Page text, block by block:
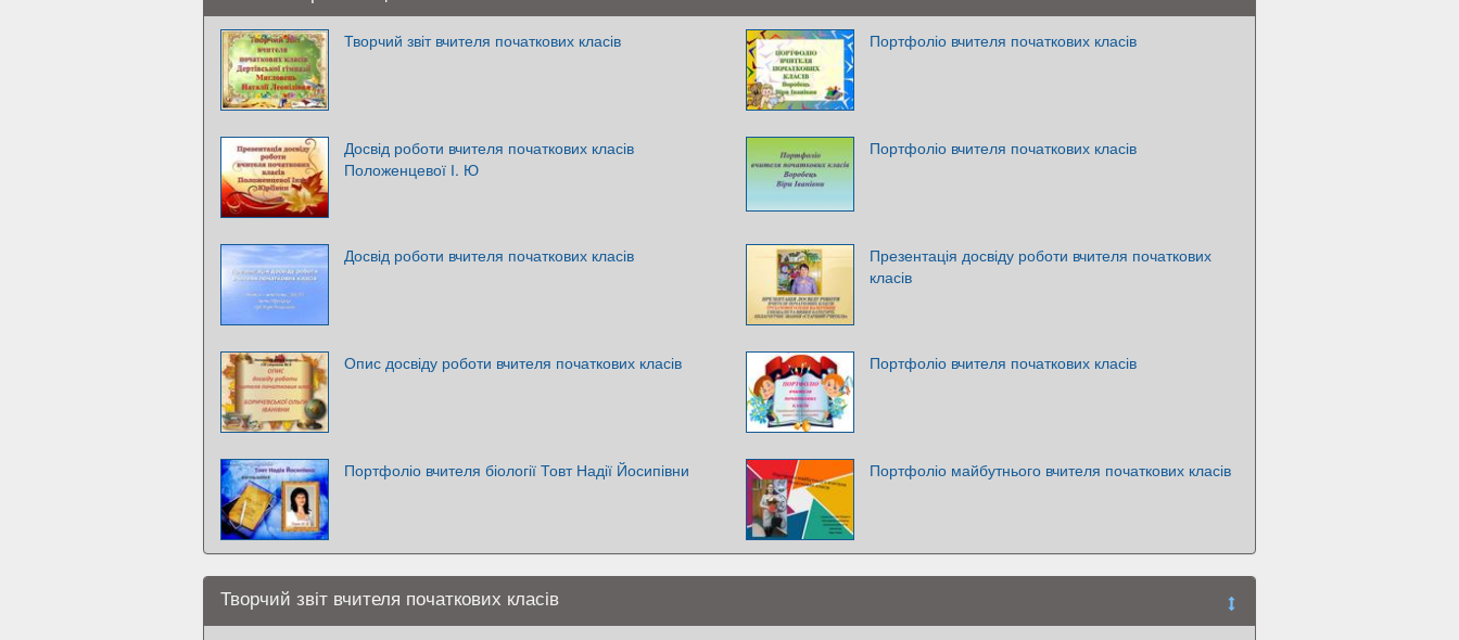
Творчий звіт вчителя початкових класів Портфоліо вчителя початкових класів
Досвід роботи вчителя початкових класів
Положенцевої І. Ю
Портфоліо вчителя початкових класів
Досвід роботи вчителя початкових класів
Презентація досвіду роботи вчителя початкових
класів
Опис досвіду роботи вчителя початкових класів Портфоліо вчителя початкових класів
Портфоліо вчителя біології Товт Надії Йосипівни Портфоліо майбутнього вчителя початкових класів
Творчий звіт вчителя початкових класів